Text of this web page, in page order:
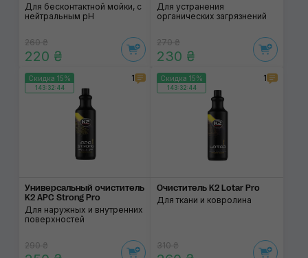
Для бесконтактной мойки, с
нейтральным pH
260 ₴
220 ₴
Для устранения
органических загрязнений
270 ₴
230 ₴
Скидка 15%
143:32:43
1
Универсальный очис­титель
K2 APC Strong Pro
Для наружных и внутренних
поверхностей
290 ₴
Скидка 15%
143:32:43
1
Очиститель K2 Lotar Pro
Для ткани и ковролина
310 ₴